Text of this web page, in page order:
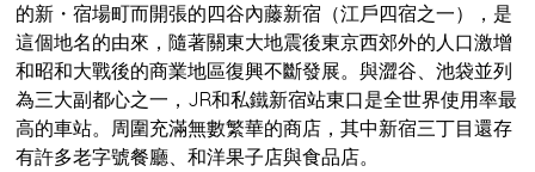
的新・宿場町而開張的四谷內藤新宿（江戶四宿之一），是
這個地名的由來，隨著關東大地震後東京西郊外的人口激增
和昭和大戰後的商業地區復興不斷發展。與澀谷、池袋並列
為三大副都心之一，JR和私鐵新宿站東口是全世界使用率最
高的車站。周圍充滿無數繁華的商店，其中新宿三丁目還存
有許多老字號餐廳、和洋果子店與食品店。